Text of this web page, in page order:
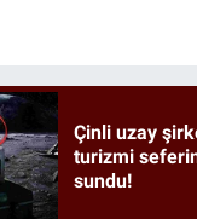
Çinli uzay
turizmi
sundu!